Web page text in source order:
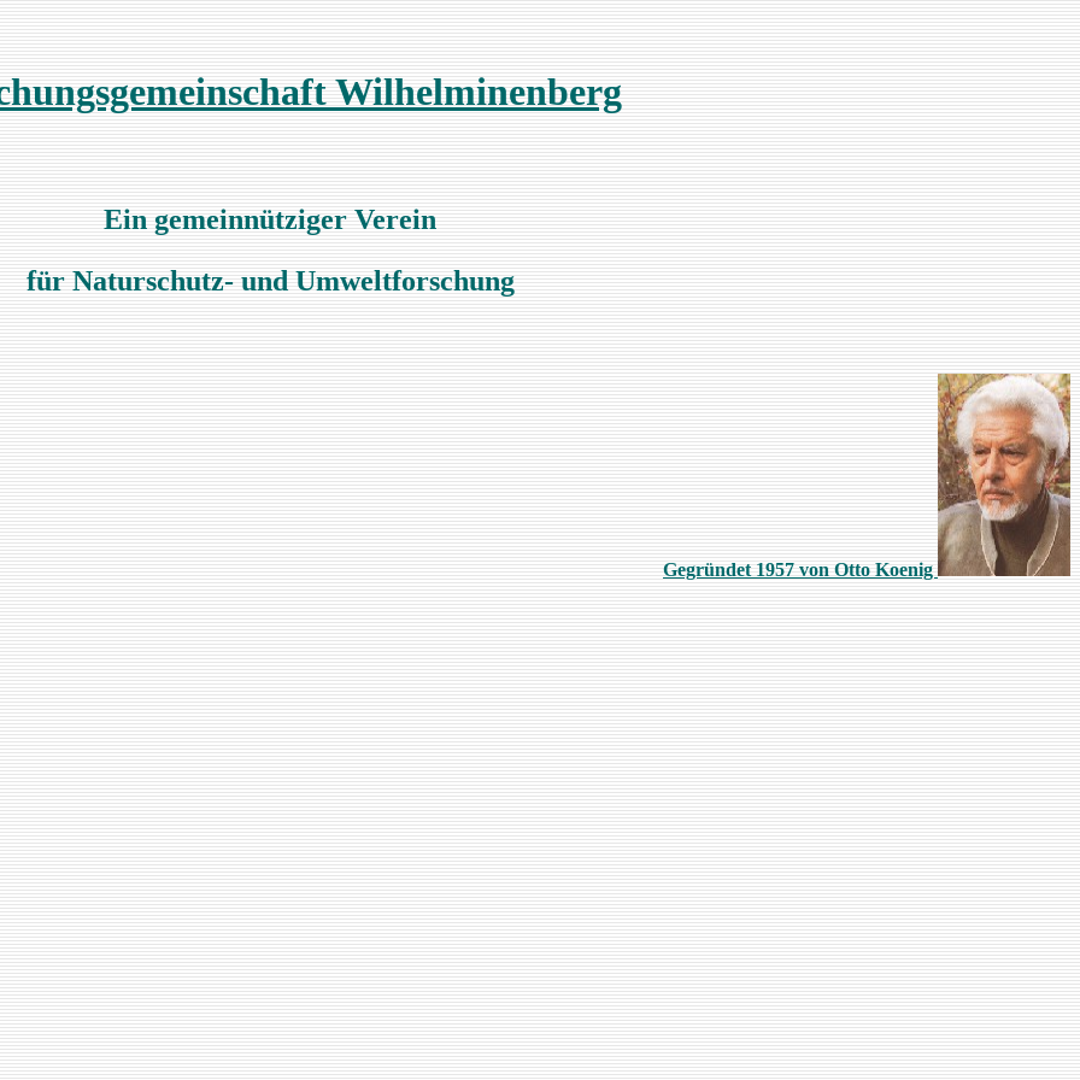
Wilhelminenberg
Ein gemeinnütziger Verein
für Naturschutz- und Umweltforschung
Gegründet 1957 von Otto Koenig